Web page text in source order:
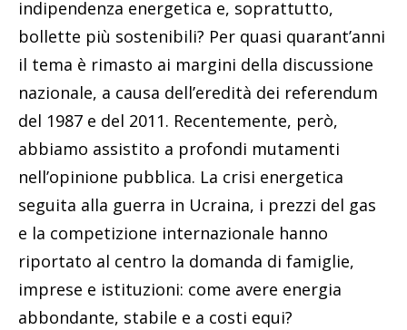
indipendenza energetica e, soprattutto,
bollette più sostenibili? Per quasi quarant’anni
il tema è rimasto ai margini della discussione
nazionale, a causa dell’eredità dei referendum
del 1987 e del 2011. Recentemente, però,
abbiamo assistito a profondi mutamenti
nell’opinione pubblica. La crisi energetica
seguita alla guerra in Ucraina, i prezzi del gas
e la competizione internazionale hanno
riportato al centro la domanda di famiglie,
imprese e istituzioni: come avere energia
abbondante, stabile e a costi equi?